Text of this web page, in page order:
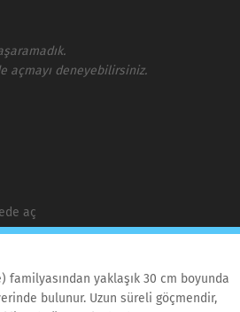
açmayı deneyebilirsiniz.
aç
yaklaşık 30 cm boyunda
bulunur. Uzun süreli göçmendir,